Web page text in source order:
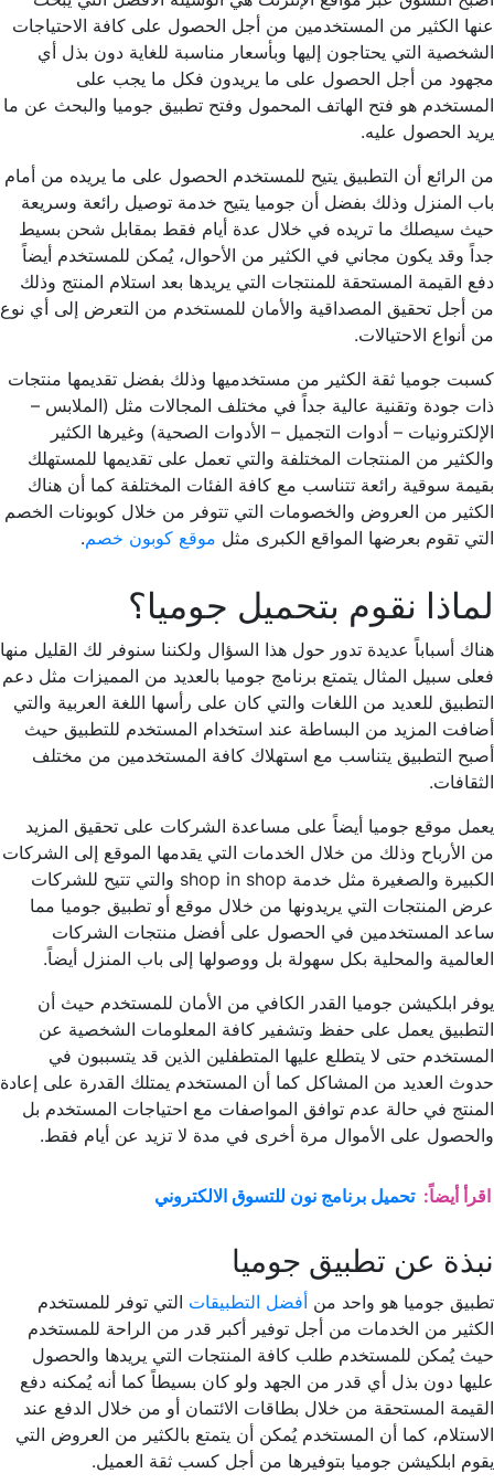
عنها الكثير من المستخدمين من أجل الحصول على كافة الاحتياجات
الشخصية التي يحتاجون إليها وبأسعار مناسبة للغاية دون بذل أي
مجهود من أجل الحصول على ما يريدون فكل ما يجب على
المستخدم هو فتح الهاتف المحمول وفتح تطبيق جوميا والبحث عن ما
يريد الحصول عليه.
من الرائع أن التطبيق يتيح للمستخدم الحصول على ما يريده من أمام
باب المنزل وذلك بفضل أن جوميا يتيح خدمة توصيل رائعة وسريعة
حيث سيصلك ما تريده في خلال عدة أيام فقط بمقابل شحن بسيط
جداً وقد يكون مجاني في الكثير من الأحوال، يُمكن للمستخدم أيضاً
دفع القيمة المستحقة للمنتجات التي يريدها بعد استلام المنتج وذلك
من أجل تحقيق المصداقية والأمان للمستخدم من التعرض إلى أي نوع
من أنواع الاحتيالات.
كسبت جوميا ثقة الكثير من مستخدميها وذلك بفضل تقديمها منتجات
ذات جودة وتقنية عالية جداً في مختلف المجالات مثل (الملابس –
الإلكترونيات – أدوات التجميل – الأدوات الصحية) وغيرها الكثير
والكثير من المنتجات المختلفة والتي تعمل على تقديمها للمستهلك
بقيمة سوقية رائعة تتناسب مع كافة الفئات المختلفة كما أن هناك
الكثير من العروض والخصومات التي تتوفر من خلال كوبونات الخصم
التي تقوم بعرضها المواقع الكبرى مثل موقع كوبون خصم.
لماذا نقوم بتحميل جوميا؟
هناك أسباباً عديدة تدور حول هذا السؤال ولكننا سنوفر لك القليل منها
فعلى سبيل المثال يتمتع برنامج جوميا بالعديد من المميزات مثل دعم
التطبيق للعديد من اللغات والتي كان على رأسها اللغة العربية والتي
أضافت المزيد من البساطة عند استخدام المستخدم للتطبيق حيث
أصبح التطبيق يتناسب مع استهلاك كافة المستخدمين من مختلف
الثقافات.
يعمل موقع جوميا أيضاً على مساعدة الشركات على تحقيق المزيد
من الأرباح وذلك من خلال الخدمات التي يقدمها الموقع إلى الشركات
الكبيرة والصغيرة مثل خدمة shop in shop والتي تتيح للشركات
عرض المنتجات التي يريدونها من خلال موقع أو تطبيق جوميا مما
ساعد المستخدمين في الحصول على أفضل منتجات الشركات
العالمية والمحلية بكل سهولة بل ووصولها إلى باب المنزل أيضاً.
يوفر ابلكيشن جوميا القدر الكافي من الأمان للمستخدم حيث أن
التطبيق يعمل على حفظ وتشفير كافة المعلومات الشخصية عن
المستخدم حتى لا يتطلع عليها المتطفلين الذين قد يتسببون في
حدوث العديد من المشاكل كما أن المستخدم يمتلك القدرة على إعادة
المنتج في حالة عدم توافق المواصفات مع احتياجات المستخدم بل
والحصول على الأموال مرة أخرى في مدة لا تزيد عن أيام فقط.
اقرأ أيضاً: تحميل برنامج نون للتسوق الالكتروني
نبذة عن تطبيق جوميا
تطبيق جوميا هو واحد من أفضل التطبيقات التي توفر للمستخدم
الكثير من الخدمات من أجل توفير أكبر قدر من الراحة للمستخدم
حيث يُمكن للمستخدم طلب كافة المنتجات التي يريدها والحصول
عليها دون بذل أي قدر من الجهد ولو كان بسيطاً كما أنه يُمكنه دفع
القيمة المستحقة من خلال بطاقات الائتمان أو من خلال الدفع عند
الاستلام، كما أن المستخدم يُمكن أن يتمتع بالكثير من العروض التي
يقوم ابلكيشن جوميا بتوفيرها من أجل كسب ثقة العميل.